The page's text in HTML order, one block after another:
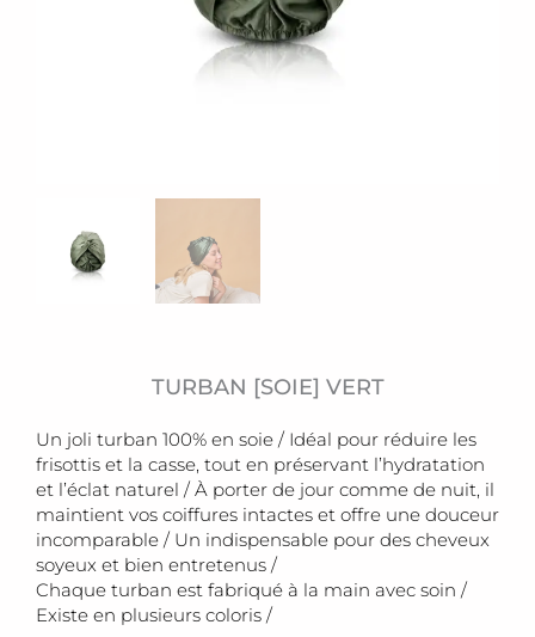
TURBAN [SOIE] VERT
Un joli turban 100% en soie / Idéal pour réduire les
frisottis et la casse, tout en préservant l’hydratation
et l’éclat naturel / À porter de jour comme de nuit, il
maintient vos coiffures intactes et offre une douceur
incomparable / Un indispensable pour des cheveux
soyeux et bien entretenus /
Chaque turban est fabriqué à la main avec soin /
Existe en plusieurs coloris /